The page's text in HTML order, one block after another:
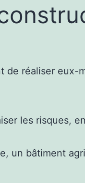
de réaliser
les risques,
un bâtiment